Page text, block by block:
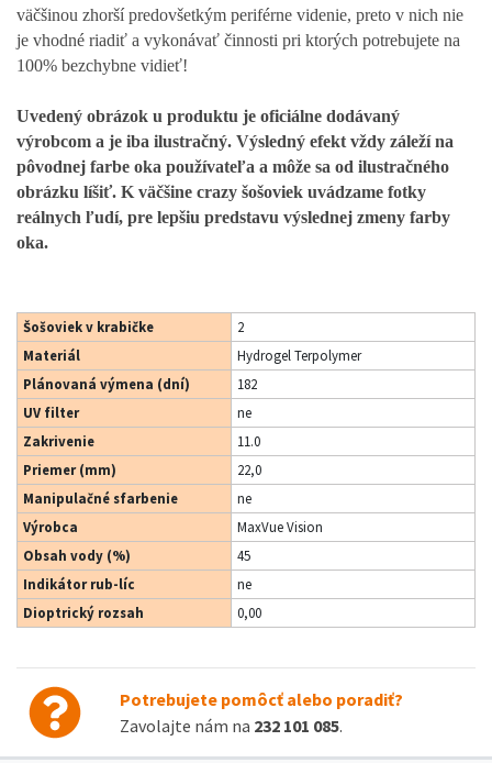
väčšinou zhorší predovšetkým periférne videnie, preto v nich nie
je vhodné riadiť a vykonávať činnosti pri ktorých potrebujete na
100% bezchybne vidieť!
Uvedený obrázok u produktu je oficiálne dodávaný
výrobcom a je iba ilustračný. Výsledný efekt vždy záleží na
pôvodnej farbe oka používateľa a môže sa od ilustračného
obrázku líšiť. K väčšine crazy šošoviek uvádzame fotky
reálnych ľudí, pre lepšiu predstavu výslednej zmeny farby
oka.
Šošoviek v krabičke
2
Materiál
Hydrogel Terpolymer
Plánovaná výmena (dní)
182
UV filter
ne
Zakrivenie
11.0
Priemer (mm)
22,0
Manipulačné sfarbenie
ne
Výrobca
MaxVue Vision
Obsah vody (%)
45
Indikátor rub-líc
ne
Dioptrický rozsah
0,00
Potrebujete pomôcť alebo poradiť?
Zavolajte nám na 232 101 085.